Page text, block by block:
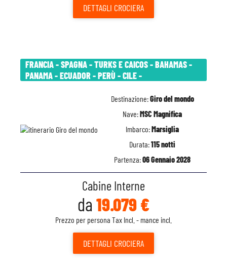
DETTAGLI CROCIERA
FRANCIA - SPAGNA - TURKS E CAICOS - BAHAMAS -
PANAMA - ECUADOR - PERÙ - CILE -
Destinazione:Giro del mondo
Nave:MSC Magnifica
Imbarco:Marsiglia
Durata:115 notti
Partenza:06 Gennaio 2028
Cabine Interne
da 19.079 €
Prezzo per persona Tax Incl. - mance incl.
DETTAGLI CROCIERA